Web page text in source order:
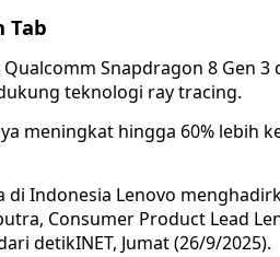
Tab
Snapdragon 8 Gen
teknologi ray tracing.
meningkat hingga 60% lebih
di Indonesia Lenovo
Consumer Product Lead
detikINET, Jumat (26/9/2025).